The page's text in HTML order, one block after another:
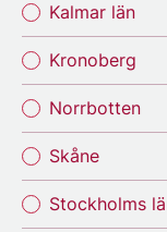
Kalmar län
Kronoberg
Norrbotten
Skåne
Stockholms